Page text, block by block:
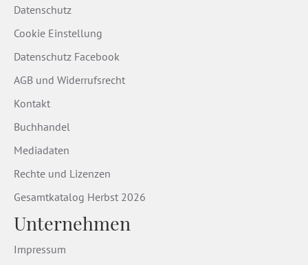
Datenschutz
Cookie Einstellung
Datenschutz Facebook
AGB und Widerrufsrecht
Kontakt
Buchhandel
Mediadaten
Rechte und Lizenzen
Gesamtkatalog Herbst 2026
Unternehmen
Impressum